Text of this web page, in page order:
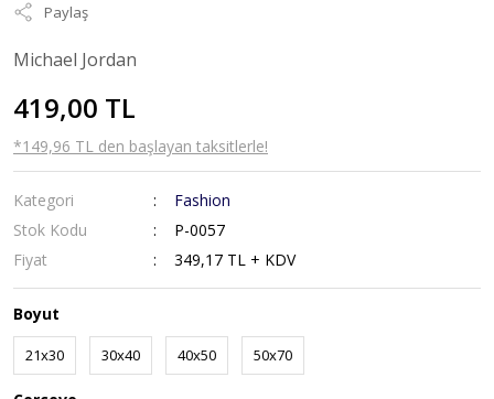
Paylaş
Michael Jordan
419,00 TL
*149,96 TL den başlayan taksitlerle!
Kategori
Fashion
Stok Kodu
P-0057
Fiyat
349,17 TL + KDV
Boyut
21x30 30x40 40x50 50x70